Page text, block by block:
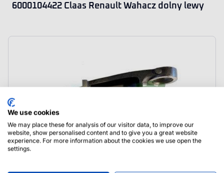
6000104422 Claas Renault Wahacz dolny lewy
We use cookies
We may place these for analysis of our visitor data, to improve our
website, show personalised content and to give you a great website
experience. For more information about the cookies we use open the
settings.